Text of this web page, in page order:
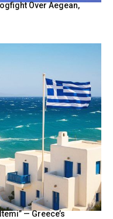
Over Aegean,
— Greece’s